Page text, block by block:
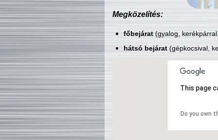
Megközelítés:
főbejárat(gyalog,
hátsó bejárat(gépkocsival,
This page
Do you own